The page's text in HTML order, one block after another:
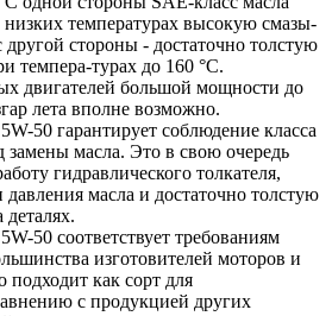
низких температурах высокую смазы-
стороны - достаточно толстую
темпера-турах до 160 °C.
двигателей большой мощности до
лета вполне возможно.
50 гарантирует соблюдение класса
замены масла. Это в свою очередь
гидравлического толкателя,
давления масла и достаточно толстую
50 соответствует требованиям
изготовителей моторов и
подходит как сорт для
с продукцией других